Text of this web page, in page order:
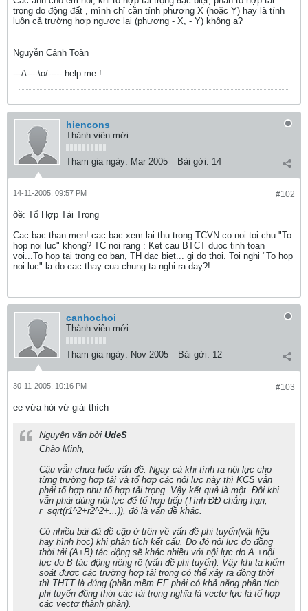
trọng do động đất , mình chỉ cần tính phương X (hoặc Y) hay là tính
luôn cả trường hợp ngược lại (phương - X, - Y) không ạ?
Nguyễn Cảnh Toàn
---/\----\o/----- help me !
hiencons
Thành viên mới
Tham gia ngày: Mar 2005 Bài gởi: 14
#102
14-11-2005, 09:57 PM
ðề: Tổ Hợp Tải Trọng
Cac bac than men! cac bac xem lai thu trong TCVN co noi toi chu "To
hop noi luc" khong? TC noi rang : Ket cau BTCT duoc tinh toan
voi...To hop tai trong co ban, TH dac biet... gi do thoi. Toi nghi "To hop
noi luc" la do cac thay cua chung ta nghi ra day?!
canhochoi
Thành viên mới
Tham gia ngày: Nov 2005 Bài gởi: 12
#103
30-11-2005, 10:16 PM
ee vừa hỏi vừ giải thích
Nguyên văn bởi UdeS
Chào Minh,
Cậu vẫn chưa hiểu vấn đề. Ngay cả khi tính ra nội lực cho
từng trường hợp tải và tổ hợp các nội lực này thì KCS vẫn
phải tổ hợp như tổ hợp tải trọng. Vậy kết quả là một. Đôi khi
vẫn phải dùng nội lực để tổ hợp tiếp (Tính ĐĐ chẳng hạn,
r=sqrt(r1^2+r2^2+...)), đó là vấn đề khác.
Có nhiều bài đã đề cập ở trên về vấn đề phi tuyến(vật liệu
hay hình học) khi phân tích kết cấu. Do đó nội lực do đồng
thời tải (A+B) tác động sẽ khác nhiều với nội lực do A +nội
lực do B tác động riêng rẽ (vấn đề phi tuyến). Vậy khi ta kiểm
soát được các trường hợp tải trọng có thể xảy ra đồng thời
thì THTT là đúng (phần mềm EF phải có khả năng phân tích
phi tuyến đồng thời các tải trọng nghĩa là vectơ lực là tổ hợp
các vectơ thành phần).